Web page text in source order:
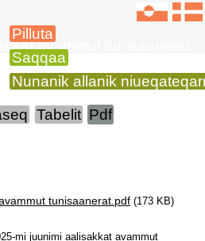
Pilluta
Saqqaa
Nunanik allanik
avammut tunisaanerat
Tabelit Pdf
tunisaanerat.pdf (173 KB)
mi juunimi aalisakkat avammut